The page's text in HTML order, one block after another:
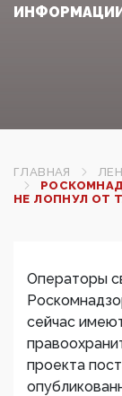
ГЛАВНАЯ
НЕ ЛОПНУЛ ОТ
Операторы
сейчас
проекта